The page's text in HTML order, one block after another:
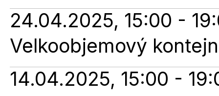
24.04.2025, 15:00 -
Velkoobjemový
14.04.2025, 15:00 -